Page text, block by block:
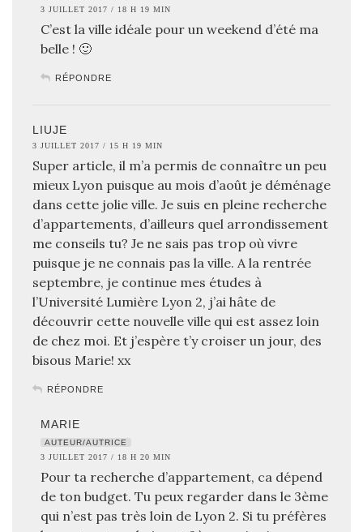
3 JUILLET 2017 / 18 H 19 MIN
C’est la ville idéale pour un weekend d’été ma
belle ! 🙂
RÉPONDRE
LIUJE
3 JUILLET 2017 / 15 H 19 MIN
Super article, il m’a permis de connaître un peu
mieux Lyon puisque au mois d’août je déménage
dans cette jolie ville. Je suis en pleine recherche
d’appartements, d’ailleurs quel arrondissement
me conseils tu? Je ne sais pas trop où vivre
puisque je ne connais pas la ville. A la rentrée
septembre, je continue mes études à
l’Université Lumière Lyon 2, j’ai hâte de
découvrir cette nouvelle ville qui est assez loin
de chez moi. Et j’espère t’y croiser un jour, des
bisous Marie! xx
RÉPONDRE
MARIE
AUTEUR/AUTRICE
3 JUILLET 2017 / 18 H 20 MIN
Pour ta recherche d’appartement, ca dépend
de ton budget. Tu peux regarder dans le 3ème
qui n’est pas très loin de Lyon 2. Si tu préfères